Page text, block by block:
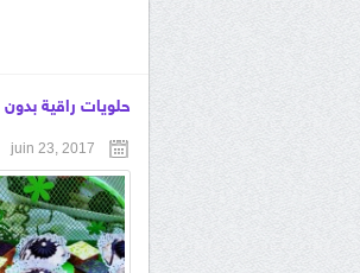
حلويات راقية
juin 23, 2017